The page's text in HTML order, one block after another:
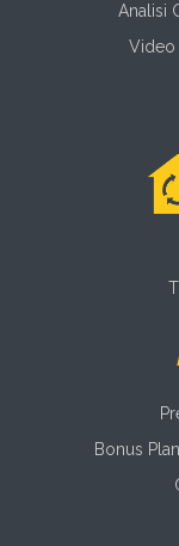
Analisi
Video
Bonus